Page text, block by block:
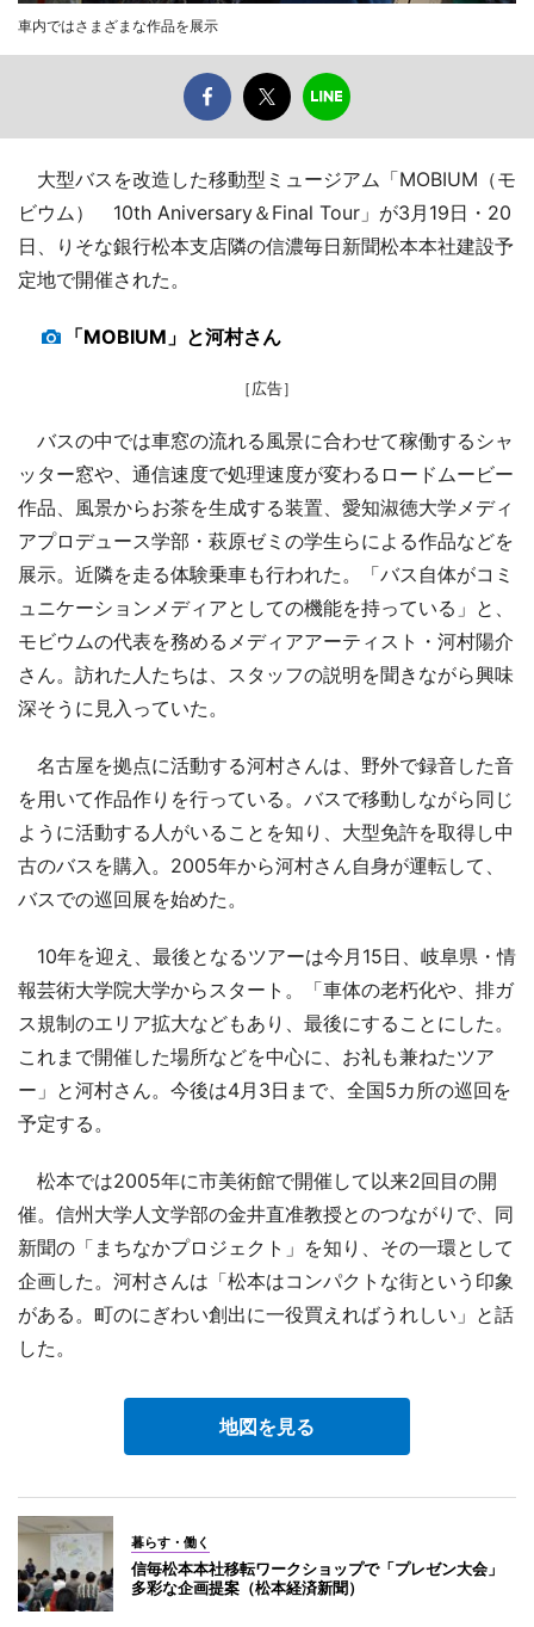
車内ではさまざまな作品を展示
大型バスを改造した移動型ミュージアム「MOBIUM（モ
ビウム） 10th Aniversary＆Final Tour」が3月19日・20
日、りそな銀行松本支店隣の信濃毎日新聞松本本社建設予
定地で開催された。
「MOBIUM」と河村さん
［広告］
バスの中では車窓の流れる風景に合わせて稼働するシャ
ッター窓や、通信速度で処理速度が変わるロードムービー
作品、風景からお茶を生成する装置、愛知淑徳大学メディ
アプロデュース学部・萩原ゼミの学生らによる作品などを
展示。近隣を走る体験乗車も行われた。「バス自体がコミ
ュニケーションメディアとしての機能を持っている」と、
モビウムの代表を務めるメディアアーティスト・河村陽介
さん。訪れた人たちは、スタッフの説明を聞きながら興味
深そうに見入っていた。
名古屋を拠点に活動する河村さんは、野外で録音した音
を用いて作品作りを行っている。バスで移動しながら同じ
ように活動する人がいることを知り、大型免許を取得し中
古のバスを購入。2005年から河村さん自身が運転して、
バスでの巡回展を始めた。
10年を迎え、最後となるツアーは今月15日、岐阜県・情
報芸術大学院大学からスタート。「車体の老朽化や、排ガ
ス規制のエリア拡大などもあり、最後にすることにした。
これまで開催した場所などを中心に、お礼も兼ねたツア
ー」と河村さん。今後は4月3日まで、全国5カ所の巡回を
予定する。
松本では2005年に市美術館で開催して以来2回目の開
催。信州大学人文学部の金井直准教授とのつながりで、同
新聞の「まちなかプロジェクト」を知り、その一環として
企画した。河村さんは「松本はコンパクトな街という印象
がある。町のにぎわい創出に一役買えればうれしい」と話
した。
地図を見る
暮らす・働く
信毎松本本社移転ワークショップで「プレゼン大会」
多彩な企画提案（松本経済新聞）